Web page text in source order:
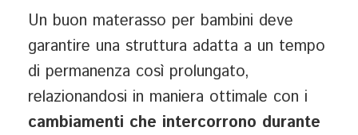
Un buon materasso per bambini deve
garantire una struttura adatta a un tempo
di permanenza così prolungato,
relazionandosi in maniera ottimale con i
cambiamenti che intercorrono durante